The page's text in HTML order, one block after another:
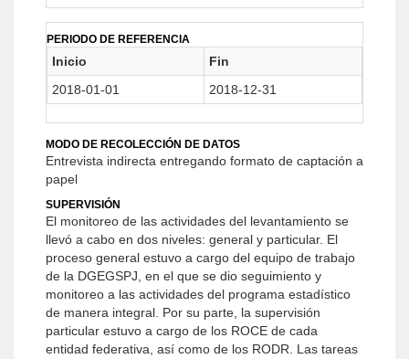
PERIODO DE REFERENCIA
Inicio
Fin
2018-01-01
2018-12-31
MODO DE RECOLECCIÓN DE DATOS
Entrevista indirecta entregando formato de captación a
papel
SUPERVISIÓN
El monitoreo de las actividades del levantamiento se
llevó a cabo en dos niveles: general y particular. El
proceso general estuvo a cargo del equipo de trabajo
de la DGEGSPJ, en el que se dio seguimiento y
monitoreo a las actividades del programa estadístico
de manera integral. Por su parte, la supervisión
particular estuvo a cargo de los ROCE de cada
entidad federativa, así como de los RODR. Las tareas